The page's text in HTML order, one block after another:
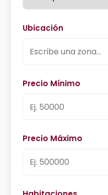
Ubicación
Precio Mínimo
Precio Máximo